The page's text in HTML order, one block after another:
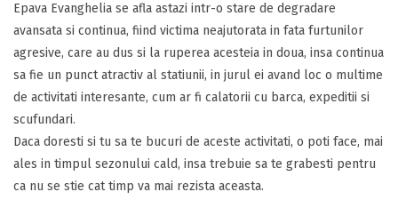
Epava Evanghelia se afla astazi intr-o stare de degradare
avansata si continua, fiind victima neajutorata in fata furtunilor
agresive, care au dus si la ruperea acesteia in doua, insa continua
sa fie un punct atractiv al statiunii, in jurul ei avand loc o multime
de activitati interesante, cum ar fi calatorii cu barca, expeditii si
scufundari.
Daca doresti si tu sa te bucuri de aceste activitati, o poti face, mai
ales in timpul sezonului cald, insa trebuie sa te grabesti pentru
ca nu se stie cat timp va mai rezista aceasta.